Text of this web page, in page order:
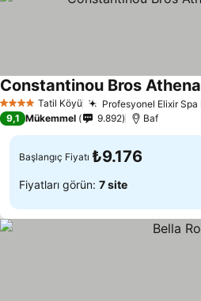
4 Yıldız Tatil Köyü Profesyonel Elixir Spa
Constantinou Bros
9,1 Mükemmel 9.892 Baf
Başlangıç Fiyatı ₺9.176
Fiyatları görün: 7 site